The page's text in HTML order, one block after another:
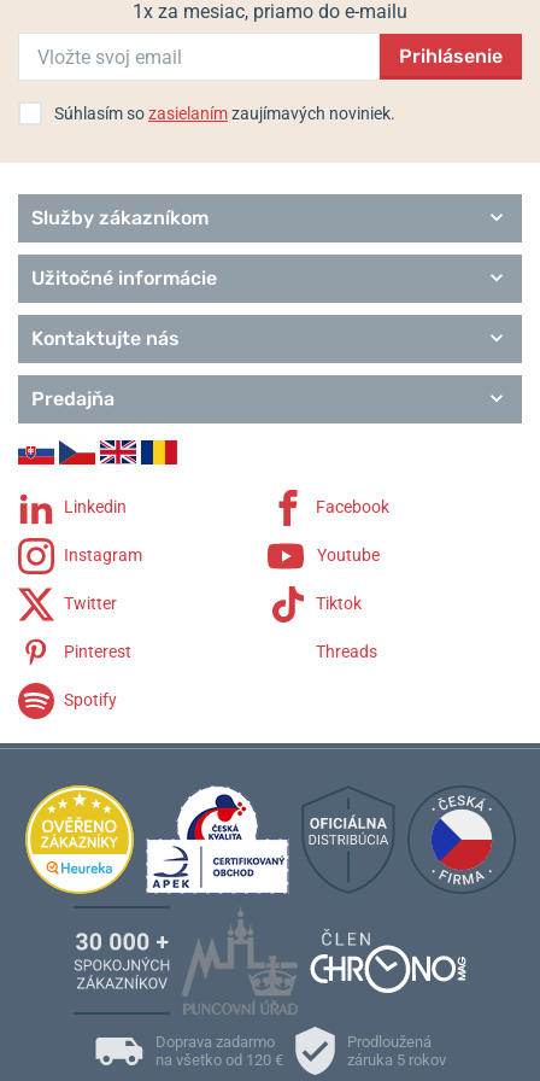
1x za mesiac, priamo do e-mailu
Prihlásenie
Súhlasím sozasielanímzaujímavých noviniek.
Služby zákazníkom
Užitočné informácie
Kontaktujte nás
Predajňa
Linkedin Facebook
Instagram Youtube
Twitter Tiktok
Pinterest Threads
Spotify
Doprava zadarmo
na všetko od 120 €
Prodloužená
záruka 5 rokov